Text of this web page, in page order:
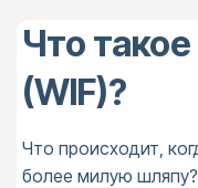
Что
(WIF)?
Что происходит,
более милую